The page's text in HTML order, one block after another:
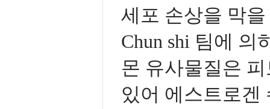
세포 손상을 막
Chun shi 팀에 의
몬 유사물질은
있어 에스트로겐